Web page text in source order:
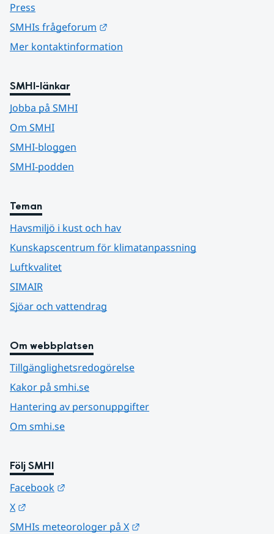
Press
SMHIs frågeforum
Mer kontaktinformation
SMHI-länkar
Jobba på SMHI
Om SMHI
SMHI-bloggen
SMHI-podden
Teman
Havsmiljö i kust och hav
Kunskapscentrum för klimatanpassning
Luftkvalitet
SIMAIR
Sjöar och vattendrag
Om webbplatsen
Tillgänglighetsredogörelse
Kakor på smhi.se
Hantering av personuppgifter
Om smhi.se
Följ SMHI
Facebook
X
SMHIs meteorologer på X